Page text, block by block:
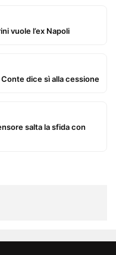
vuole l’ex Napoli
dice sì alla cessione
salta la sfida con